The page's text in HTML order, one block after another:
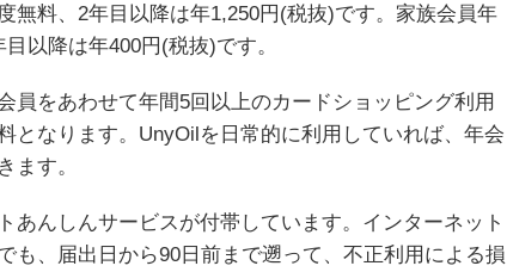
無料、2年目以降は年1,250円(税抜)です。家族会員年
以降は年400円(税抜)です。
員をあわせて年間5回以上のカードショッピング利用
となります。UnyOilを日常的に利用していれば、年会
ます。
あんしんサービスが付帯しています。インターネット
も、届出日から90日前まで遡って、不正利用による損